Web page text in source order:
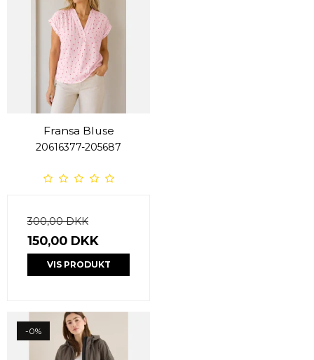
Fransa Bluse
20616377-205687
300,00 DKK
150,00 DKK
VIS PRODUKT
-0%